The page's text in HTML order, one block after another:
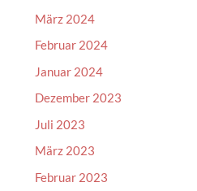
März 2024
Februar 2024
Januar 2024
Dezember 2023
Juli 2023
März 2023
Februar 2023